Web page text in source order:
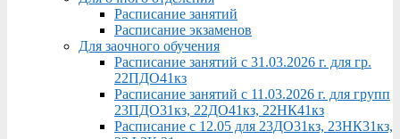
Расписание занятий
Расписание экзаменов
Для заочного обучения
Расписание занятий с 31.03.2026 г. для гр.
22ПДО41кз
Расписание занятий с 11.03.2026 г. для групп
23ПДО31кз, 22ДО41кз, 22НК41кз
Расписание с 12.05 для 23ДО31кз, 23НК31кз,